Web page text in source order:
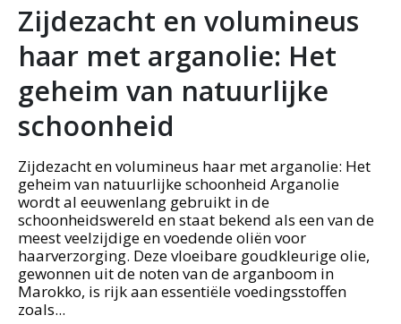
Zijdezacht en volumineus
haar met arganolie: Het
geheim van natuurlijke
schoonheid
Zijdezacht en volumineus haar met arganolie: Het
geheim van natuurlijke schoonheid Arganolie
wordt al eeuwenlang gebruikt in de
schoonheidswereld en staat bekend als een van de
meest veelzijdige en voedende oliën voor
haarverzorging. Deze vloeibare goudkleurige olie,
gewonnen uit de noten van de arganboom in
Marokko, is rijk aan essentiële voedingsstoffen
zoals...